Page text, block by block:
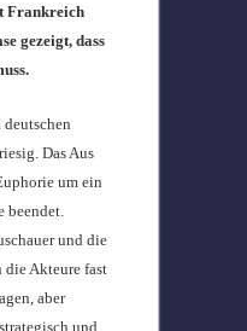
Frankreich
gezeigt, dass
Das Aus
um ein
beendet.
und die
die Akteure fast
aber
und